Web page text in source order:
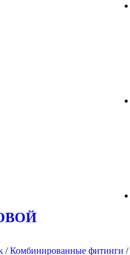
/Комбинированные фитинги /